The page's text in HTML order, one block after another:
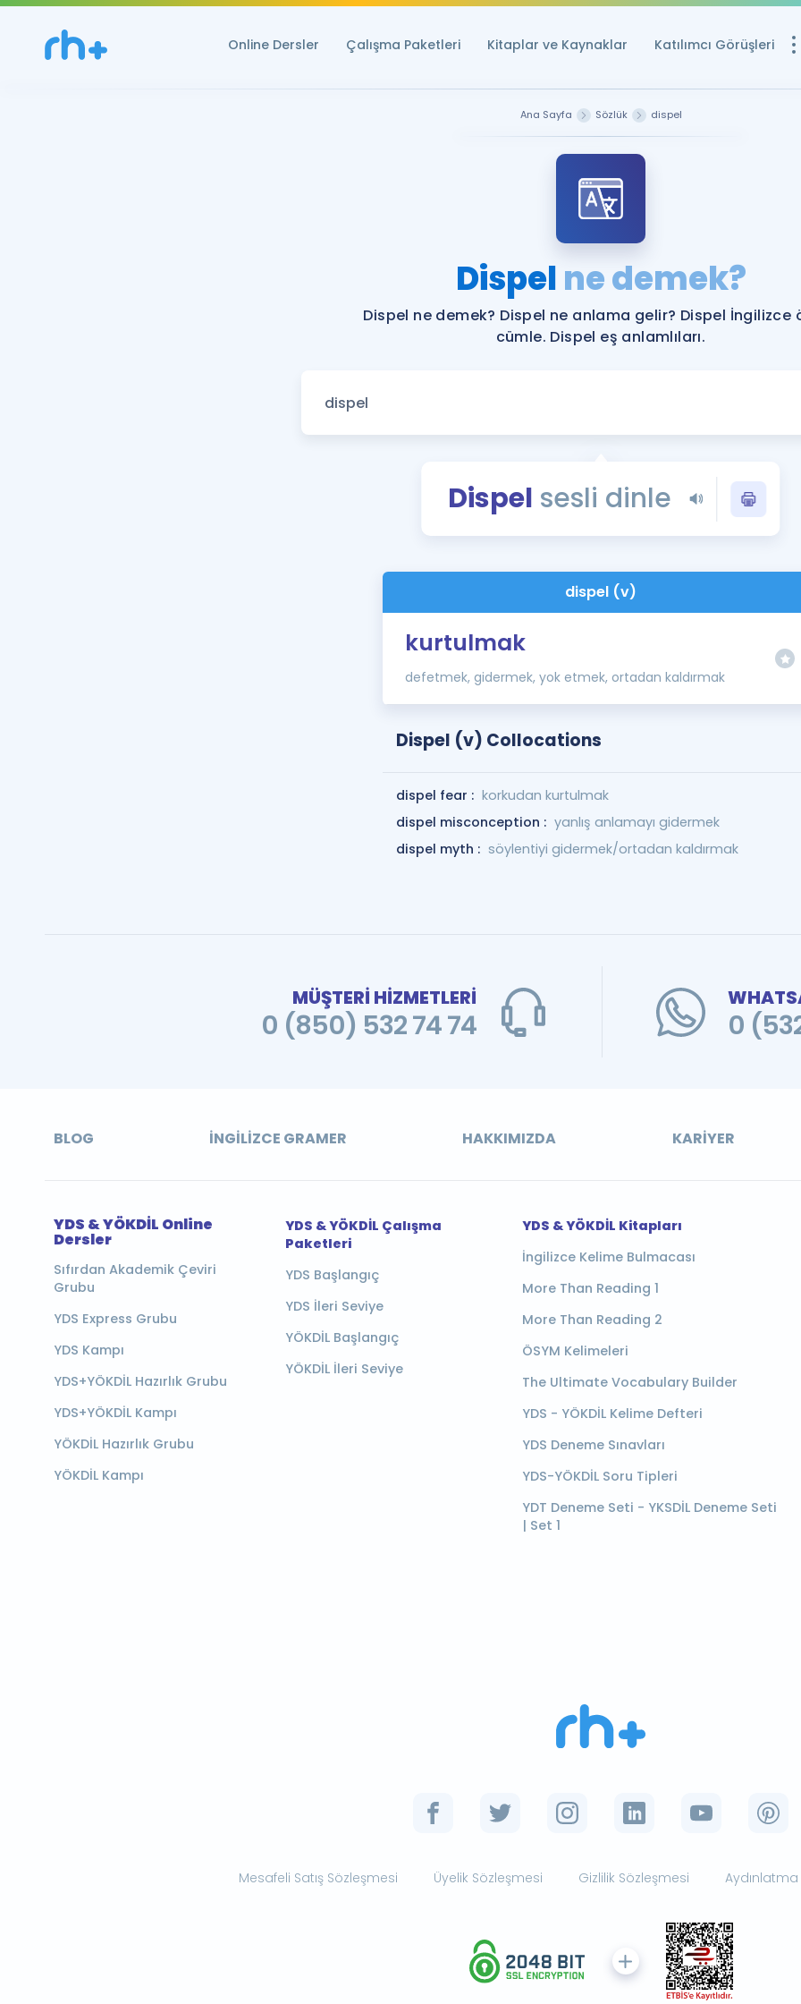
Online Dersler Çalışma Paketleri Kitaplar ve Kaynaklar Katılımcı Görüşleri
YDS ve YÖKDİL
Rehberlik Aracı
YDS ve YÖKDİL'e
Tüm ÖSYM
YDS - YÖKDİL
İngilizce Gramer
Ana Sayfa Sözlük dispel
Dispelne demek?
Dispel ne demek? Dispel ne anlama gelir? Dispel İngilizce
cümle. Dispel eş anlamlıları.
Dispel sesli dinle
dispel (v)
kurtulmak
defetmek, gidermek, yok etmek, ortadan kaldırmak
Dispel (v) Collocations
dispel fear : korkudan kurtulmak
dispel misconception : yanlış anlamayı gidermek
dispel myth : söylentiyi gidermek/ortadan kaldırmak
MÜŞTERİ HİZMETLERİ
0 (850) 532 74 74 0
BLOG İNGILIZCE GRAMER HAKKIMIZDA KARIYER
YDS & YÖKDİL Online
Dersler
Sıfırdan Akademik Çeviri
Grubu
YDS Express Grubu
YDS Kampı
YDS+YÖKDİL Hazırlık Grubu
YDS+YÖKDİL Kampı
YÖKDİL Hazırlık Grubu
YÖKDİL Kampı
YDS & YÖKDİL Çalışma
Paketleri
YDS Başlangıç
YDS İleri Seviye
YÖKDİL Başlangıç
YÖKDİL İleri Seviye
YDS & YÖKDİL Kitapları
İngilizce Kelime Bulmacası
More Than Reading 1
More Than Reading 2
ÖSYM Kelimeleri
The Ultimate Vocabulary Builder
YDS - YÖKDİL Kelime Defteri
YDS Deneme Sınavları
YDS-YÖKDİL Soru Tipleri
YDT Deneme Seti - YKSDİL Deneme Seti
| Set 1
Mesafeli Satış Sözleşmesi Üyelik Sözleşmesi Gizlilik Sözleşmesi